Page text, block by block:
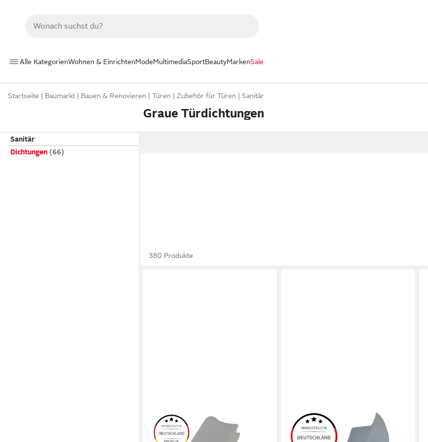
Alle KategorienWohnen & EinrichtenModeMultimediaSportBeautyMarkenSale
Startseite Baumarkt Bauen & Renovieren Türen Zubehör für Türen Sanitär
Graue Türdichtungen
Sanitär
Dichtungen
380 Produkte
EINFACH DICHTUNGEN
Türdichtband Stahlzargendichtung I
5m ►Langlebig und wartungsfrei
EINFACH DICHTUNGEN
Türdichtband Stahlzargendichtung I
5m ► Langlebig und wartungsfrei